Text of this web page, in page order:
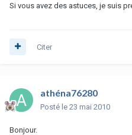
Si vous avez des astuces, je suis
Citer
athéna76280
Posté le 23 mai 2010
Bonjour.